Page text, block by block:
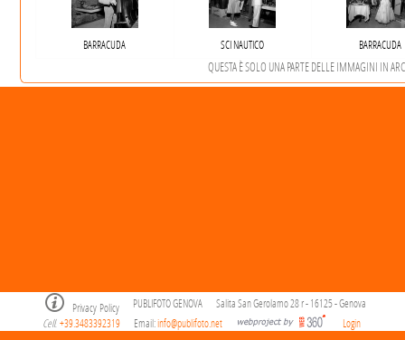
BARRACUDA SCI NAUTICO BARRACUDA
QUESTA È SOLO UNA PARTE DELLE IMMAGINI IN
Privacy Policy PUBLIFOTO GENOVA
Salita San Gerolamo 28 r - 16125 - Genova
Cell. +39.3483392319 Email:info@publifoto.net Login